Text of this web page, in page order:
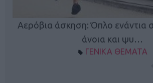
Αερόβια άσκηση: Όπλο ενάντια
άνοια και ψυ…
ΓΕΝΙΚΑ ΘΕΜΑΤΑ